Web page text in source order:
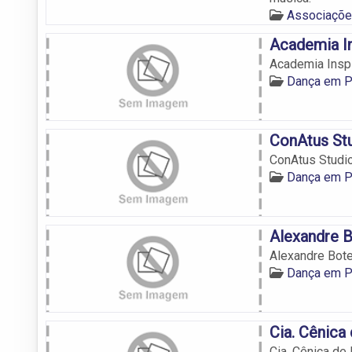
Academia
Academia
Dança em
ConAtus
ConAtus
Dança em
Alexandre
Alexandre
Dança em
Cia.